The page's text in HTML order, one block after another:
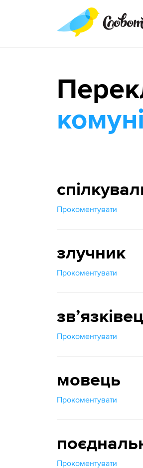
Прокоментувати
злучник
Прокоментувати
Прокоментувати
мовець
Прокоментувати
Прокоментувати